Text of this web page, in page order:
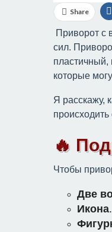
Share
Приворот с
сил.
пластичный,
которые
Я расскажу,
🔥
Чтобы
Две
Икона